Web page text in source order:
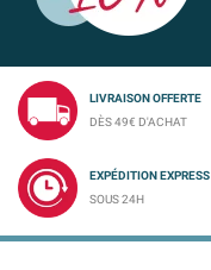
LIVRAISON OFFERTE
DÈS 49€ D'ACHAT
EXPÉDITION EXPRESS
SOUS 24H